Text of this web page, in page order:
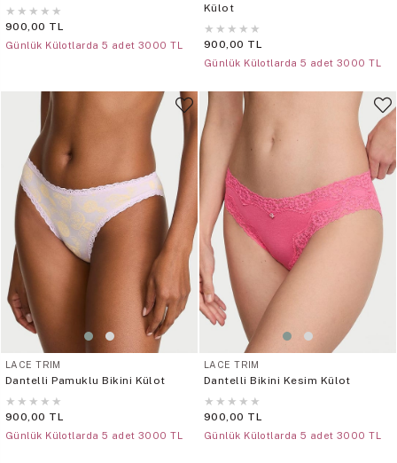
★ ★ ★ ★ ★
900,00 TL
Günlük Külotlarda 5 adet 3000 TL
Külot
★ ★ ★ ★ ★
900,00 TL
Günlük Külotlarda 5 adet 3000 TL
LACE TRIM
Dantelli Pamuklu Bikini Külot
★ ★ ★ ★ ★
900,00 TL
Günlük Külotlarda 5 adet 3000 TL
LACE TRIM
Dantelli Bikini Kesim Külot
★ ★ ★ ★ ★
900,00 TL
Günlük Külotlarda 5 adet 3000 TL